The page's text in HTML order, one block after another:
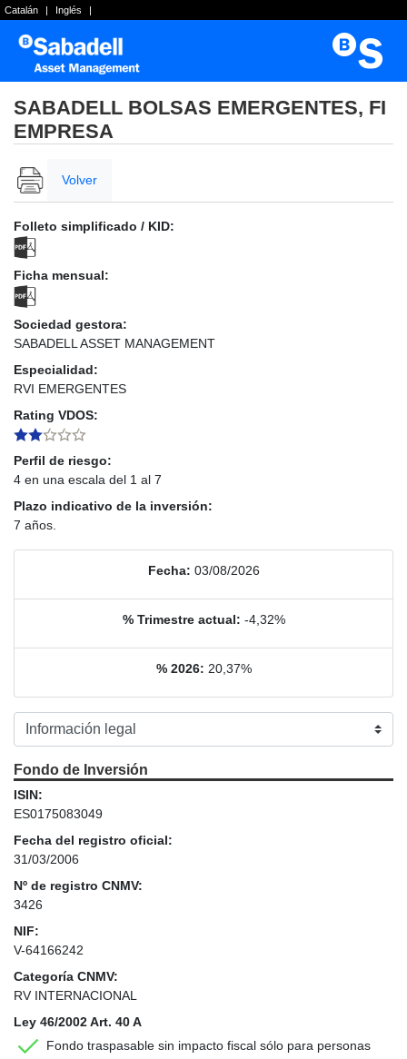
Catalán | Inglés |
SABADELL BOLSAS EMERGENTES, FI
EMPRESA
Volver
Folleto simplificado / KID:
Ficha mensual:
Sociedad gestora:
SABADELL ASSET MANAGEMENT
Especialidad:
RVI EMERGENTES
Rating VDOS:
Perfil de riesgo:
4 en una escala del 1 al 7
Plazo indicativo de la inversión:
7 años.
Fecha: 03/08/2026
% Trimestre actual: -4,32%
% 2026: 20,37%
Fondo de Inversión
ISIN:
ES0175083049
Fecha del registro oficial:
31/03/2006
Nº de registro CNMV:
3426
NIF:
V-64166242
Categoría CNMV:
RV INTERNACIONAL
Ley 46/2002 Art. 40 A
Fondo traspasable sin impacto fiscal sólo para personas